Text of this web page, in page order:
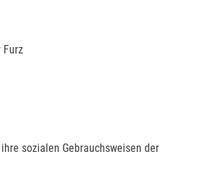
Furz
sozialen Gebrauchsweisen der